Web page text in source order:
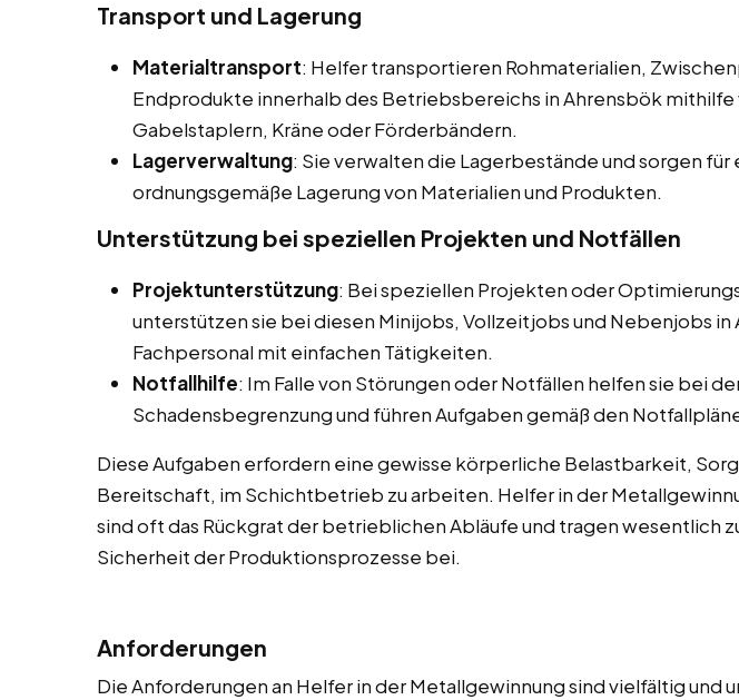
Transport und Lagerung
Materialtransport: Helfer transportieren Rohmaterialien,
Endprodukte innerhalb des Betriebsbereichs in Ahrensbök mithilfe
Gabelstaplern, Kräne oder Förderbändern.
Lagerverwaltung: Sie verwalten die Lagerbestände und sorgen für
ordnungsgemäße Lagerung von Materialien und Produkten.
Unterstützung bei speziellen Projekten und Notfällen
Projektunterstützung: Bei speziellen Projekten oder
unterstützen sie bei diesen Minijobs, Vollzeitjobs und Nebenjobs in
Fachpersonal mit einfachen Tätigkeiten.
Notfallhilfe: Im Falle von Störungen oder Notfällen helfen sie bei
Schadensbegrenzung und führen Aufgaben gemäß den
Diese Aufgaben erfordern eine gewisse körperliche Belastbarkeit,
Bereitschaft, im Schichtbetrieb zu arbeiten. Helfer in der
sind oft das Rückgrat der betrieblichen Abläufe und tragen wesentlich
Sicherheit der Produktionsprozesse bei.
Anforderungen
Die Anforderungen an Helfer in der Metallgewinnung sind vielfältig und